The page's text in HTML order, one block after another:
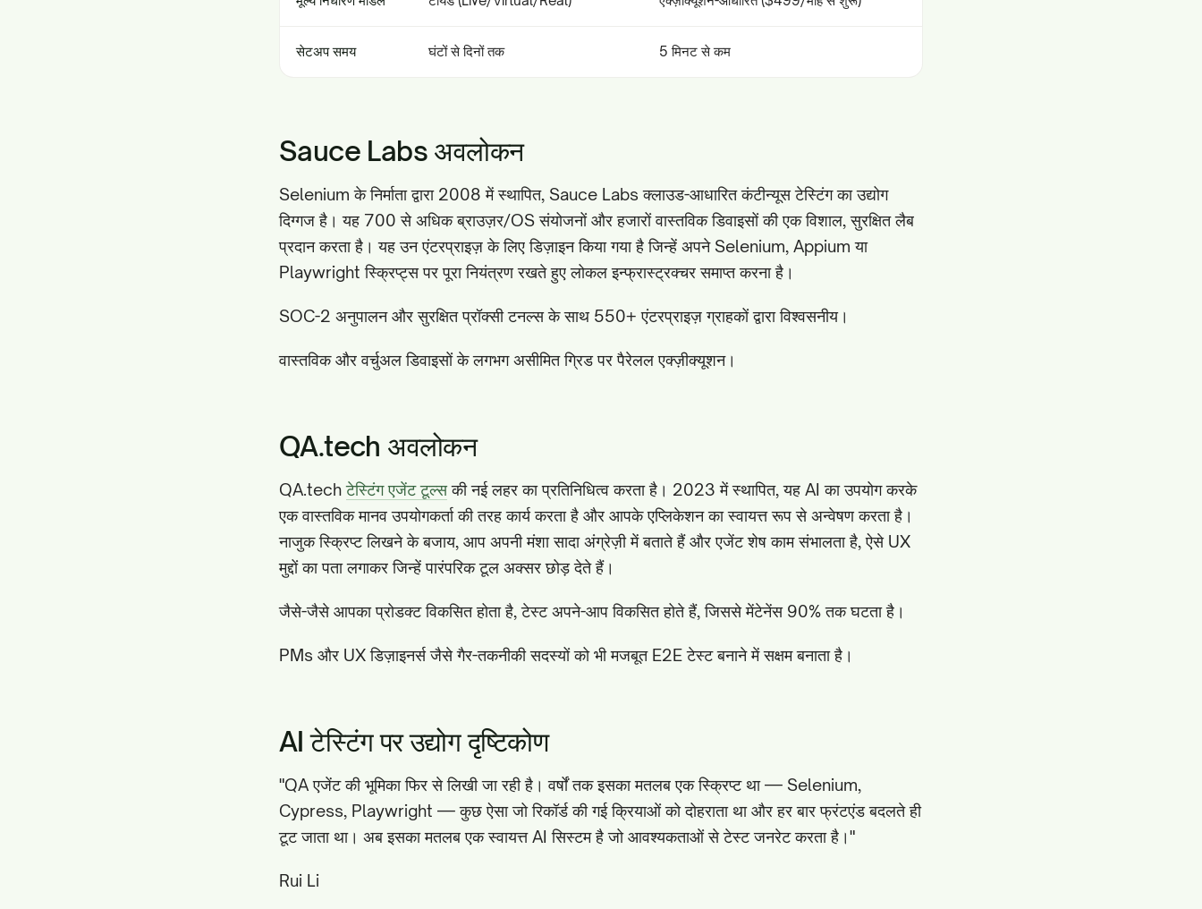
सेटअप समय घंटों से दिनों तक 5 मिनट से कम
Sauce Labs अवलोकन
Selenium के निर्माता द्वारा 2008 में स्थापित, Sauce Labs क्लाउड-आधारित कंटीन्यूस टेस्टिंग का उद्योग
दिग्गज है। यह 700 से अधिक ब्राउज़र/OS संयोजनों और हजारों वास्तविक डिवाइसों की एक विशाल, सुरक्षित लैब
प्रदान करता है। यह उन एंटरप्राइज़ के लिए डिज़ाइन किया गया है जिन्हें अपने Selenium, Appium या
Playwright स्क्रिप्ट्स पर पूरा नियंत्रण रखते हुए लोकल इन्फ्रास्ट्रक्चर समाप्त करना है।
SOC-2 अनुपालन और सुरक्षित प्रॉक्सी टनल्स के साथ 550+ एंटरप्राइज़ ग्राहकों द्वारा विश्वसनीय।
वास्तविक और वर्चुअल डिवाइसों के लगभग असीमित ग्रिड पर पैरेलल एक्ज़ीक्यूशन।
QA.tech अवलोकन
QA.techटेस्टिंग एजेंट टूल्सकी नई लहर का प्रतिनिधित्व करता है। 2023 में स्थापित, यह AI का उपयोग करके
एक वास्तविक मानव उपयोगकर्ता की तरह कार्य करता है और आपके एप्लिकेशन का स्वायत्त रूप से अन्वेषण करता है।
नाजुक स्क्रिप्ट लिखने के बजाय, आप अपनी मंशा सादा अंग्रेज़ी में बताते हैं और एजेंट शेष काम संभालता है, ऐसे UX
मुद्दों का पता लगाकर जिन्हें पारंपरिक टूल अक्सर छोड़ देते हैं।
जैसे-जैसे आपका प्रोडक्ट विकसित होता है, टेस्ट अपने-आप विकसित होते हैं, जिससे मेंटेनेंस 90% तक घटता है।
PMs और UX डिज़ाइनर्स जैसे गैर-तकनीकी सदस्यों को भी मजबूत E2E टेस्ट बनाने में सक्षम बनाता है।
AI टेस्टिंग पर उद्योग दृष्टिकोण
"QA एजेंट की भूमिका फिर से लिखी जा रही है। वर्षों तक इसका मतलब एक स्क्रिप्ट था — Selenium,
Cypress, Playwright — कुछ ऐसा जो रिकॉर्ड की गई क्रियाओं को दोहराता था और हर बार फ्रंटएंड बदलते ही
टूट जाता था। अब इसका मतलब एक स्वायत्त AI सिस्टम है जो आवश्यकताओं से टेस्ट जनरेट करता है।"
Rui Li